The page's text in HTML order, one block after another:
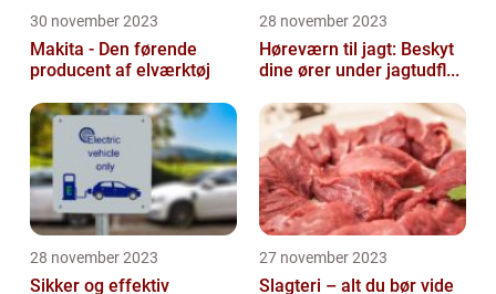
30 november 2023
Makita - Den førende
producent af elværktøj
28 november 2023
Høreværn til jagt: Beskyt
dine ører under jagtudfl...
28 november 2023
Sikker og effektiv
27 november 2023
Slagteri – alt du bør vide